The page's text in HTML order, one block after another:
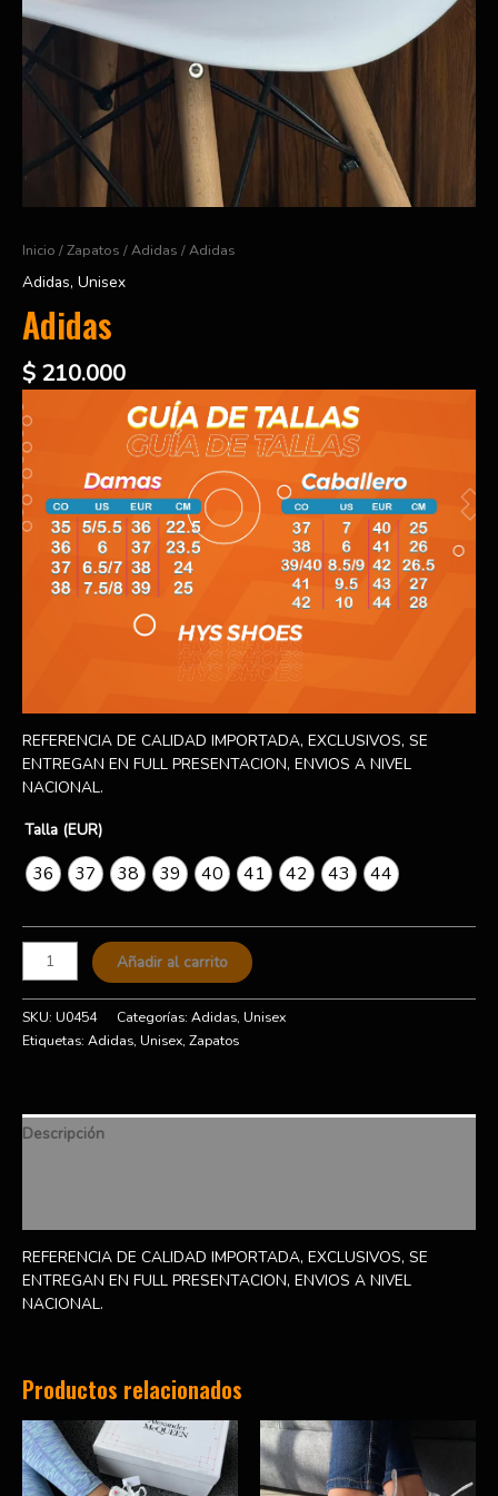
Inicio /Zapatos /Adidas / Adidas
Adidas, Unisex
Adidas
$ 210.000
REFERENCIA DE CALIDAD IMPORTADA, EXCLUSIVOS, SE
ENTREGAN EN FULL PRESENTACION, ENVIOS A NIVEL
NACIONAL.
Talla (EUR)
36 37 38 39 40 41 42 43 44
Añadir al carrito
SKU: U0454 Categorías: Adidas, Unisex
Etiquetas: Adidas, Unisex, Zapatos
Descripción
REFERENCIA DE CALIDAD IMPORTADA, EXCLUSIVOS, SE
ENTREGAN EN FULL PRESENTACION, ENVIOS A NIVEL
NACIONAL.
Productos relacionados